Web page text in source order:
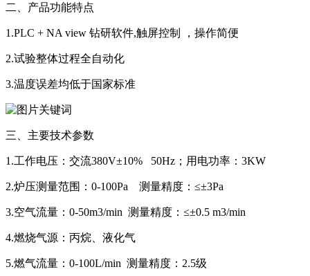
二、产品功能特点
1.PLC + NA view 钻研软件,触屏控制 ，操作简便
2.试验整体过程全自动化
3.温度误差均低于国家标准
三、主要技术参数
1.工作电压：交流380V±10% 50Hz；用电功率：3KW
2.炉压测量范围：0-100Pa 测量精度：≤±3Pa
3.空气流量：0-50m3/min 测量精度：≤±0.5 m3/min
4.燃烧气源：丙烷、液化气
5.燃气流量：0-100L/min 测量精度：2.5级